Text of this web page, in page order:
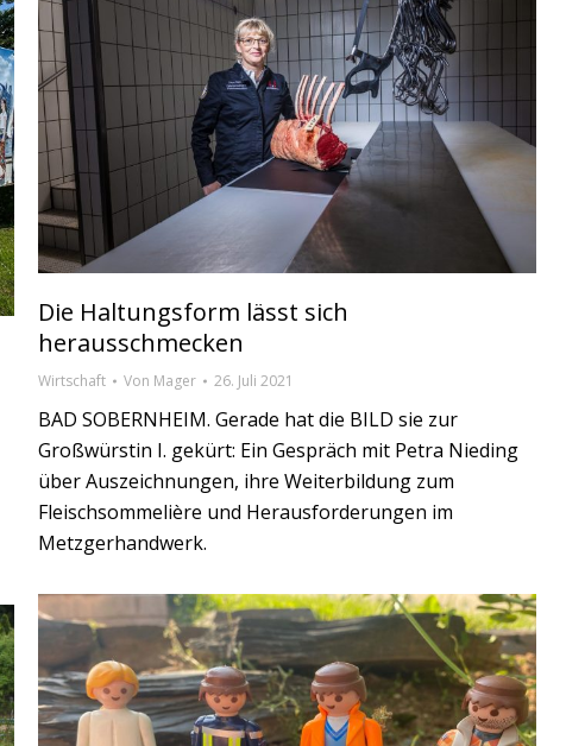
Die Haltungsform lässt sich
herausschmecken
Wirtschaft Von Mager 26. Juli 2021
BAD SOBERNHEIM. Gerade hat die BILD sie zur
Großwürstin I. gekürt: Ein Gespräch mit Petra Nieding
über Auszeichnungen, ihre Weiterbildung zum
Fleischsommelière und Herausforderungen im
Metzgerhandwerk.